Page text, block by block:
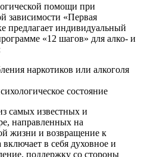
помощи при
зависимости «Первая
предлагает индивидуальный
«12 шагов» для алко- и
наркотиков или алкоголя
состояние
самых известных и
направленных на
жизни и возвращение к
в себя духовное и
поддержку со стороны